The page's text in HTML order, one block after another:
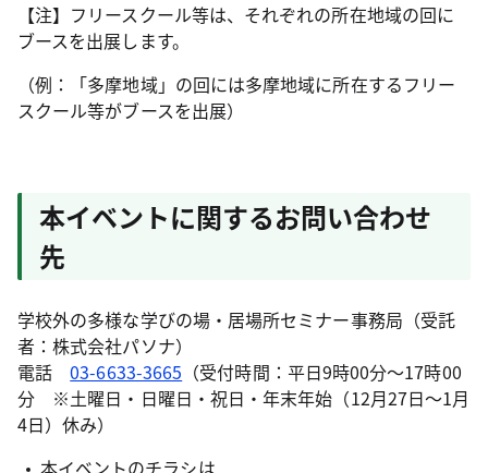
【注】フリースクール等は、それぞれの所在地域の回に
ブースを出展します。
（例：「多摩地域」の回には多摩地域に所在するフリー
スクール等がブースを出展）
本イベントに関するお問い合わせ
先
学校外の多様な学びの場・居場所セミナー事務局（受託
者：株式会社パソナ）
電話03-6633-3665 （受付時間：平日9時00分～17時00
分 ※土曜日・日曜日・祝日・年末年始（12月27日～1月
4日）休み）
本イベントのチラシは